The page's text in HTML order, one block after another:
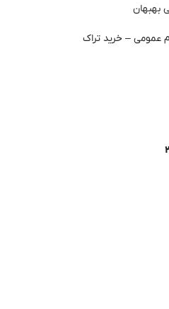
بهبهان
عمومی – خرید تراک